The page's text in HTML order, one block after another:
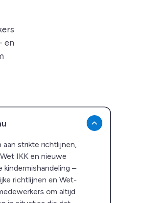
en
strikte richtlijnen,
IKK en nieuwe
kindermishandeling –
richtlijnen en Wet-
om altijd